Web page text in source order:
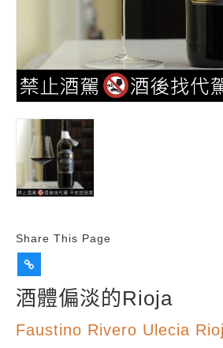
Share This Page
酒體偏淡的Rioja
Faustino Rivero Ulecia